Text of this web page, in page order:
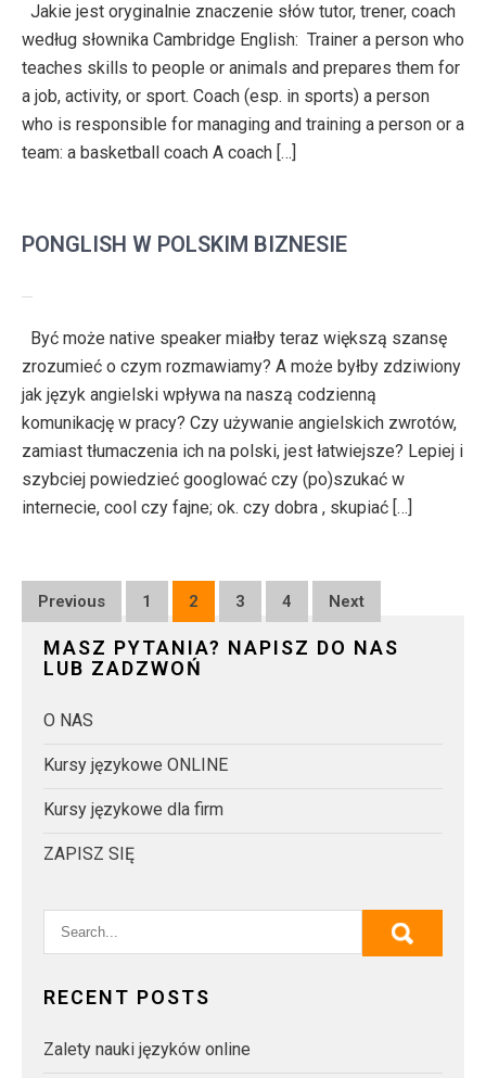
Jakie jest oryginalnie znaczenie słów tutor, trener, coach
według słownika Cambridge English: Trainer a person who
teaches skills to people or animals and prepares them for
a job, activity, or sport. Coach (esp. in sports) a person
who is responsible for managing and training a person or a
team: a basketball coach A coach […]
PONGLISH W POLSKIM BIZNESIE
Być może native speaker miałby teraz większą szansę
zrozumieć o czym rozmawiamy? A może byłby zdziwiony
jak język angielski wpływa na naszą codzienną
komunikację w pracy? Czy używanie angielskich zwrotów,
zamiast tłumaczenia ich na polski, jest łatwiejsze? Lepiej i
szybciej powiedzieć googlować czy (po)szukać w
internecie, cool czy fajne; ok. czy dobra , skupiać […]
Posts
pagination
Previous 1 2 3 4 Next
MASZ PYTANIA? NAPISZ DO NAS
LUB ZADZWOŃ
O NAS
Kursy językowe ONLINE
Kursy językowe dla firm
ZAPISZ SIĘ
RECENT POSTS
Zalety nauki języków online